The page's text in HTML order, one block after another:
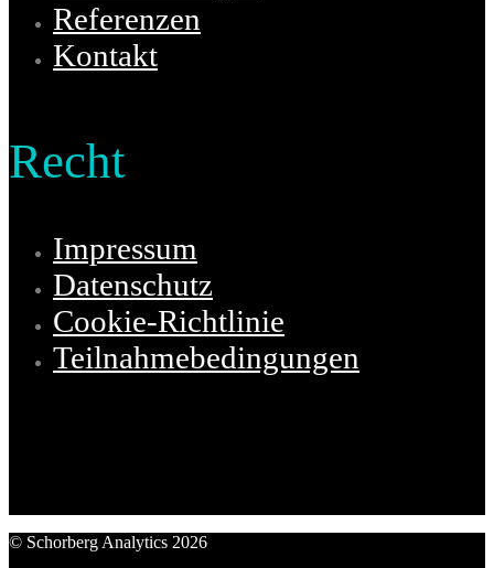
Referenzen
Kontakt
Recht
Impressum
Datenschutz
Cookie-Richtlinie
Teilnahmebedingungen
© Schorberg Analytics 2026